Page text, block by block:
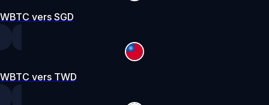
WBTC vers SGD
WBTC vers TWD